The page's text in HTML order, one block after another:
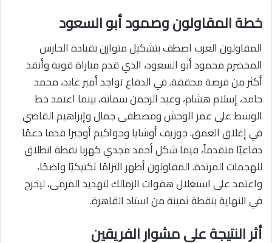
خطة المقاولون وصمود أبو السعود
المقاولون العرب اصطف بتشكيل متوازن بقيادة الحارس
المخضرم محمود أبو السعود، الذي قدم مباراة قوية وأنقذ
أكثر من فرصة محققة. في الدفاع تواجد أمير عابد، محمد
حامد، إسلام هشام، وعبد الرحمن سمانة، بينما اعتمد خط
الوسط على عمر الوحش ومصطفى جمال وإبراهيم القاضي
في إغلاق العمق. جوزيف أوشايا وجواكيم أوجيرا قدما دعمًا
دفاعيًا متقدماً، فيما شكل أحمد مجدي كهربا نقطة انطلاق
للهجمات المرتدة. المقاولون أظهر التزامًا تكتيكيًا واضحًا،
واعتمد على استغلال هفوات الزمالك لتهديد المرمى، ليخرج
في النهاية بنقطة ثمينة من استاد القاهرة.
أثر النتيجة على مشوار الفريقين